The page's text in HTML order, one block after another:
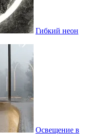
Гибкий неон
Освещение в